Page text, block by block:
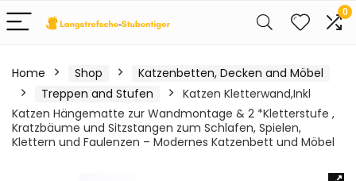
0
Home Shop
Katzenbetten, Decken and Möbel
Treppen and Stufen
Katzen Kletterwand,Inkl
Katzen Hängematte zur Wandmontage & 2 *Kletterstufe ,
Kratzbäume und Sitzstangen zum Schlafen, Spielen,
Klettern und Faulenzen – Modernes Katzenbett und Möbel